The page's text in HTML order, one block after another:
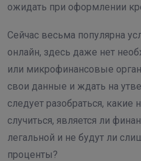
ожидать при оформлении
Сейчас весьма популярна
онлайн, здесь даже нет
или микрофинансовые
свои данные и ждать на
следует разобраться,
случиться, является ли
легальной и не будут ли
проценты?